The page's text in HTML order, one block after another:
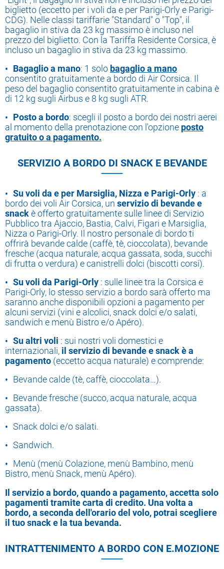
biglietto (eccetto per i voli da e per Parigi-Orly e Parigi-
CDG). Nelle classi tariffarie "Standard" o "Top", il
bagaglio in stiva da 23 kg massimo è incluso nel
prezzo del biglietto. Con la Tariffa Residente Corsica, è
incluso un bagaglio in stiva da 23 kg massimo.
Bagaglio a mano: 1 solo bagaglio a mano
consentito gratuitamente a bordo di Air Corsica. Il
peso del bagaglio consentito gratuitamente in cabina è
di 12 kg sugli Airbus e 8 kg sugli ATR.
Posto a bordo: scegli il posto a bordo dei nostri aerei
al momento della prenotazione con l'opzione posto
gratuito o a pagamento.
SERVIZIO A BORDO DI SNACK E BEVANDE
Su voli da e per Marsiglia, Nizza e Parigi-Orly : a
bordo dei voli Air Corsica, un servizio di bevande e
snackè offerto gratuitamente sulle linee di Servizio
Pubblico tra Ajaccio, Bastia, Calvi, Figari e Marsiglia,
Nizza o Parigi-Orly. Il nostro personale di bordo ti
offrirà bevande calde (caffè, tè, cioccolata), bevande
fresche (acqua naturale, acqua gassata, soda, succhi
di frutta o verdura) e canistrelli dolci (biscotti corsi).
Su voli da Parigi-Orly : sulle linee tra la Corsica e
Parigi-Orly, lo stesso servizio a bordo sarà offerto ma
saranno anche disponibili opzioni a pagamento per
alcuni servizi (vini e alcolici, snack dolci e/o salati,
sandwich e menù Bistro e/o Apéro).
Su altri voli : sui nostri voli domestici e
internazionali, il servizio di bevande e snack è a
pagamento (eccetto acqua naturale) e comprende:
Bevande calde (tè, caffè, cioccolata…).
Bevande fresche (succo, acqua naturale, acqua
gassata).
Snack dolci e/o salati.
Sandwich.
Menù (menù Colazione, menù Bambino, menù
Bistro, menù Snack, menù Apéro).
Il servizio a bordo, quando a pagamento, accetta solo
pagamenti tramite carta di credito. Una volta a
bordo, a seconda dell'orario del volo, potrai scegliere
il tuo snack e la tua bevanda.
INTRATTENIMENTO A BORDO CON E.MOZIONE